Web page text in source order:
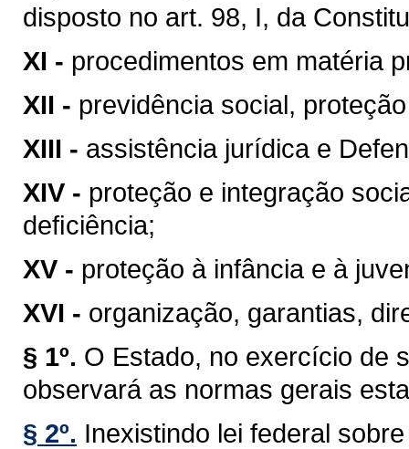
disposto no art. 98, I, da
XI - procedimentos em matéria
XII - previdência social,
XIII - assistência jurídica e
XIV - proteção e integração
deﬁciência;
XV - proteção à infância e à
XVI - organização, garantias,
§ 1º. O Estado, no exercício de
observará as normas gerais
§ 2º. Inexistindo lei federal